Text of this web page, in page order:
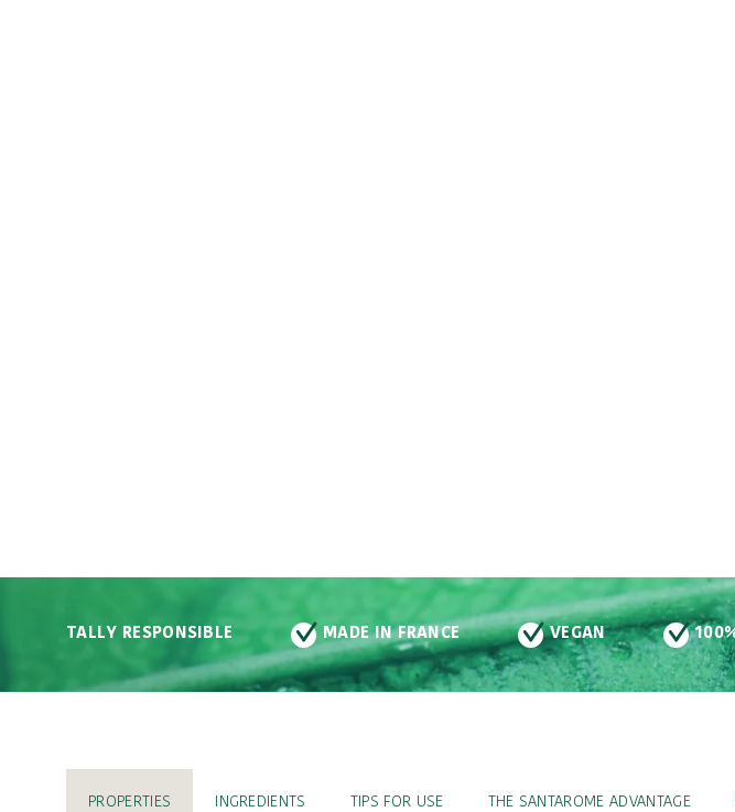
MADE IN FRANCE VEGAN 100% ORGANIC
PROPERTIES INGREDIENTS TIPS FOR USE THE SANTAROME ADVANTAGE